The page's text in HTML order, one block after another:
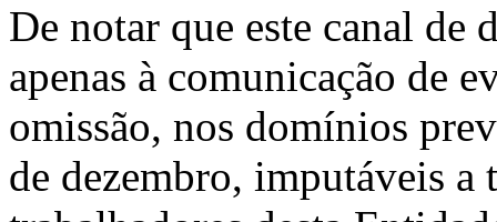
De notar que este canal de
apenas à comunicação de
omissão, nos domínios
de dezembro, imputáveis a